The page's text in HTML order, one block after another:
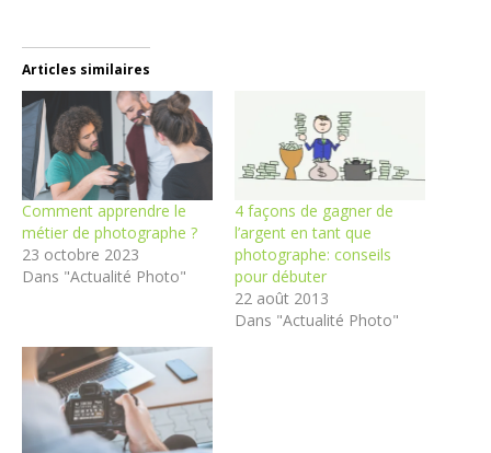
Articles similaires
Comment apprendre le
métier de photographe ?
23 octobre 2023
Dans "Actualité Photo"
4 façons de gagner de
l’argent en tant que
photographe: conseils
pour débuter
22 août 2013
Dans "Actualité Photo"